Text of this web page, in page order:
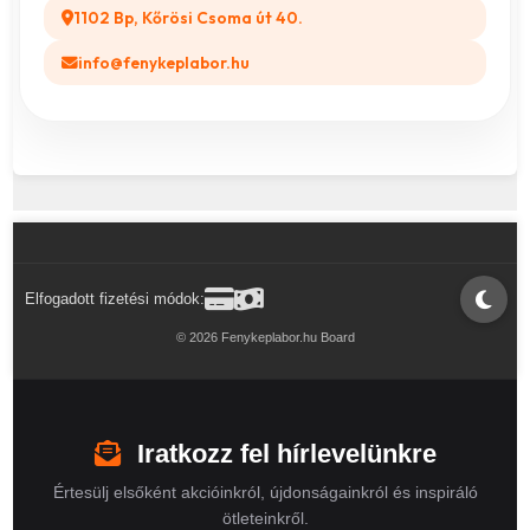
1102 Bp, Kőrösi Csoma út 40.
info@fenykeplabor.hu
Elfogadott fizetési módok:
© 2026 Fenykeplabor.hu Board
Iratkozz fel hírlevelünkre
Értesülj elsőként akcióinkról, újdonságainkról és inspiráló
ötleteinkről.